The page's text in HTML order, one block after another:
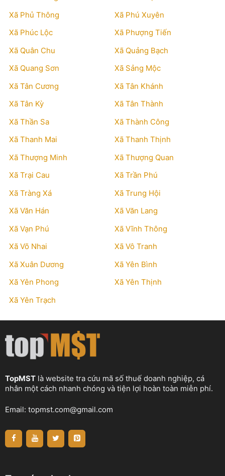
Xã Phủ Thông
Xã Phú Xuyên
Xã Phúc Lộc
Xã Phượng Tiến
Xã Quân Chu
Xã Quảng Bạch
Xã Quang Sơn
Xã Sảng Mộc
Xã Tân Cương
Xã Tân Khánh
Xã Tân Kỳ
Xã Tân Thành
Xã Thần Sa
Xã Thành Công
Xã Thanh Mai
Xã Thanh Thịnh
Xã Thượng Minh
Xã Thượng Quan
Xã Trại Cau
Xã Trần Phú
Xã Tràng Xá
Xã Trung Hội
Xã Văn Hán
Xã Văn Lang
Xã Vạn Phú
Xã Vĩnh Thông
Xã Võ Nhai
Xã Vô Tranh
Xã Xuân Dương
Xã Yên Bình
Xã Yên Phong
Xã Yên Thịnh
Xã Yên Trạch
TopMST là website tra cứu mã số thuế doanh nghiệp, cá
nhân một cách nhanh chóng và tiện lợi hoàn toàn miễn phí.
Email: topmst.com@gmail.com